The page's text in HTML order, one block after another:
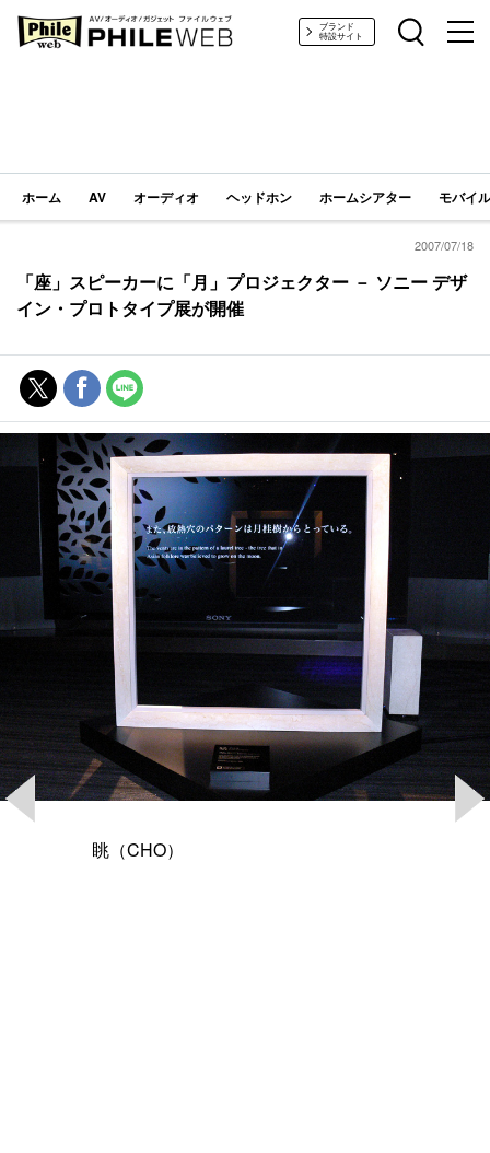
PHILE WEB｜AV/オーディオ/ガジェットブランド
特設サイト
ホーム AV オーディオ ヘッドホン ホームシアター モバイ
2007/07/18
「座」スピーカーに「月」プロジェクター － ソニー デザ
イン・プロトタイプ展が開催
眺（CHO）